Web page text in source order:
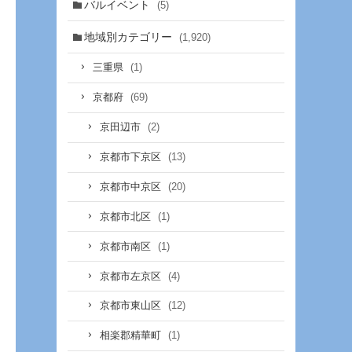
バルイベント (5)
地域別カテゴリー (1,920)
三重県 (1)
京都府 (69)
京田辺市 (2)
京都市下京区 (13)
京都市中京区 (20)
京都市北区 (1)
京都市南区 (1)
京都市左京区 (4)
京都市東山区 (12)
相楽郡精華町 (1)